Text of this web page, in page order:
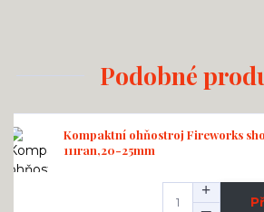
Podobné
Kompaktní ohňostroj Fireworks
111ran,20-25mm